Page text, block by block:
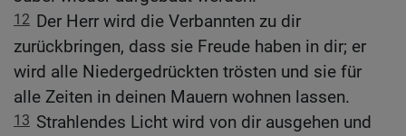
12 Der Herr wird die Verbannten zu dir
zurückbringen, dass sie Freude haben in dir; er
wird alle Niedergedrückten trösten und sie für
alle Zeiten in deinen Mauern wohnen lassen.
13 Strahlendes Licht wird von dir ausgehen und